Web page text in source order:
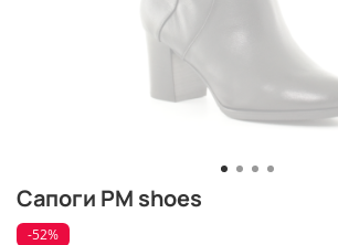
Сапоги PM shoes
-52%